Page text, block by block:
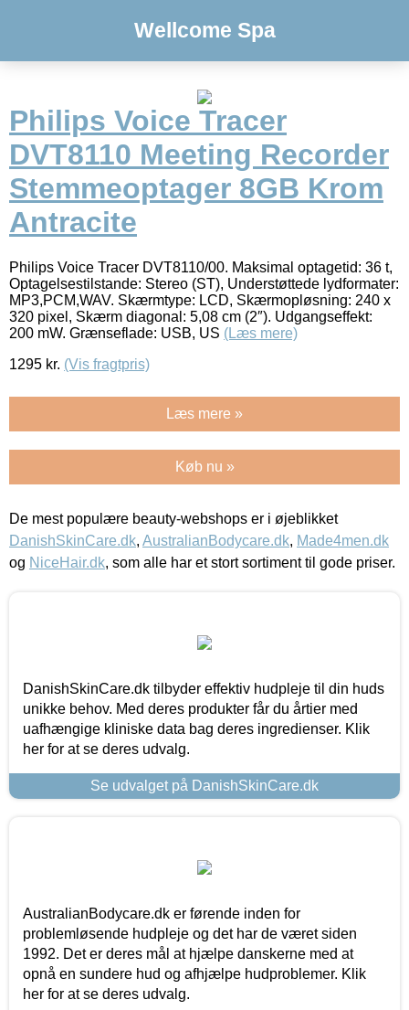
Wellcome Spa
Philips Voice Tracer
DVT8110 Meeting Recorder
Stemmeoptager 8GB Krom
Antracite
Philips Voice Tracer DVT8110/00. Maksimal optagetid: 36 t,
Optagelsestilstande: Stereo (ST), Understøttede lydformater:
MP3,PCM,WAV. Skærmtype: LCD, Skærmopløsning: 240 x
320 pixel, Skærm diagonal: 5,08 cm (2″). Udgangseffekt:
200 mW. Grænseflade: USB, US (Læs mere)
1295 kr. (Vis fragtpris)
Læs mere »
Køb nu »
De mest populære beauty-webshops er i øjeblikket
DanishSkinCare.dk, AustralianBodycare.dk, Made4men.dk
og NiceHair.dk, som alle har et stort sortiment til gode priser.
DanishSkinCare.dk tilbyder effektiv hudpleje til din huds
unikke behov. Med deres produkter får du årtier med
uafhængige kliniske data bag deres ingredienser. Klik
her for at se deres udvalg.
Se udvalget på DanishSkinCare.dk
AustralianBodycare.dk er førende inden for
problemløsende hudpleje og det har de været siden
1992. Det er deres mål at hjælpe danskerne med at
opnå en sundere hud og afhjælpe hudproblemer. Klik
her for at se deres udvalg.